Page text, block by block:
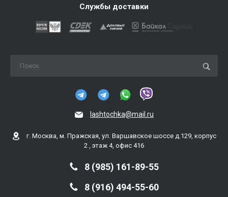
Службы доставки
lashtochka@mail.ru
г. Москва, м. Пражская, ул. Варшавское шоссе д.129, корпус
2 , этаж 4, офис 416
8 (985) 161-89-55
8 (916) 494-55-60